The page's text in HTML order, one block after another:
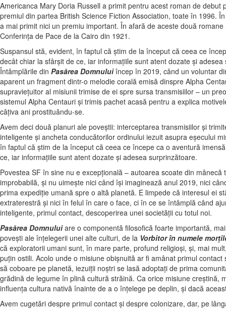
Americanca Mary Doria Russell a primit pentru acest roman de
premiul din partea British Science Fiction Association, toate în 1996.
a mai primit nici un premiu important. În afară de aceste două
Conferinţa de Pace de la Cairo din 1921.
Suspansul stă, evident, în faptul că ştim de la început că ceea ce
decât chiar la sfârşit de ce, iar informaţiile sunt atent dozate şi
Întâmplările din Pasărea Domnului încep în 2019, când un voluntar
aparent un fragment dintr-o melodie corală emisă dinspre Alpha
supravieţuitor al misiunii trimise de ei spre sursa transmisiilor – un
sistemul Alpha Centauri şi trimis pachet acasă pentru a explica
câţiva ani prostituându-se.
Avem deci două planuri ale poveştii: interceptarea transmisiilor şi
inteligente şi ancheta conducătorilor ordinului iezuit asupra eşecului
în faptul că ştim de la început că ceea ce începe ca o aventură
ce, iar informaţiile sunt atent dozate şi adesea surprinzătoare.
Povestea SF în sine nu e excepţională – autoarea scoate din
improbabilă, şi nu uimeşte nici când îşi imaginează anul 2019, nici
prima expediţie umană spre o altă planetă. E limpede că interesul ei
extraterestră şi nici în felul în care o face, ci în ce se întâmplă când
inteligente, primul contact, descoperirea unei societăţii cu totul noi.
Pasărea Domnului are o componentă filosofică foarte importantă,
poveşti ale înţelegerii unei alte culturi, de la Vorbitor în numele
că exploratorii umani sunt, în mare parte, profund religioşi, şi, mai
puţin ostili. Acolo unde o misiune obişnuită ar fi amânat primul
să coboare pe planetă, iezuiţii noştri se lasă adoptaţi de prima
grădină de legume în plină cultură străină. Ca orice misiune
influenţa cultura nativă înainte de a o înţelege pe deplin, şi dacă
Avem cugetări despre primul contact şi despre colonizare, dar, pe